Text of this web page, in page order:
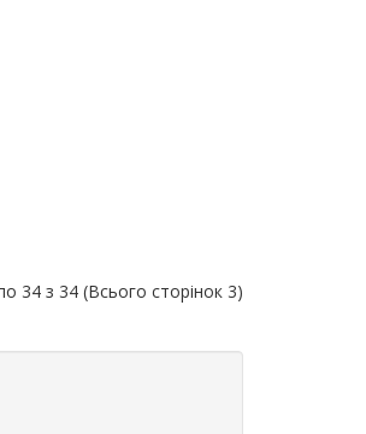
34 з 34 (Всього сторінок 3)